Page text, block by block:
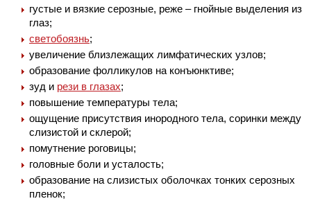
густые и вязкие серозные, реже – гнойные выделения из
глаз;
светобоязнь;
увеличение близлежащих лимфатических узлов;
образование фолликулов на конъюнктиве;
зуд и рези в глазах;
повышение температуры тела;
ощущение присутствия инородного тела, соринки между
слизистой и склерой;
помутнение роговицы;
головные боли и усталость;
образование на слизистых оболочках тонких серозных
пленок;